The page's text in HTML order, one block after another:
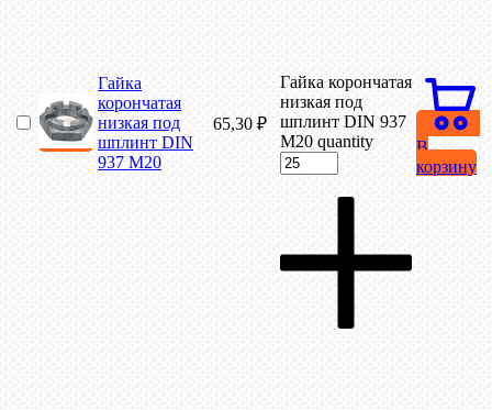
Гайка
корончатая
низкая под
шплинт DIN
937 М20
65,30 ₽
Гайка корончатая
низкая под
шплинт DIN 937
М20 quantity
В
корзину